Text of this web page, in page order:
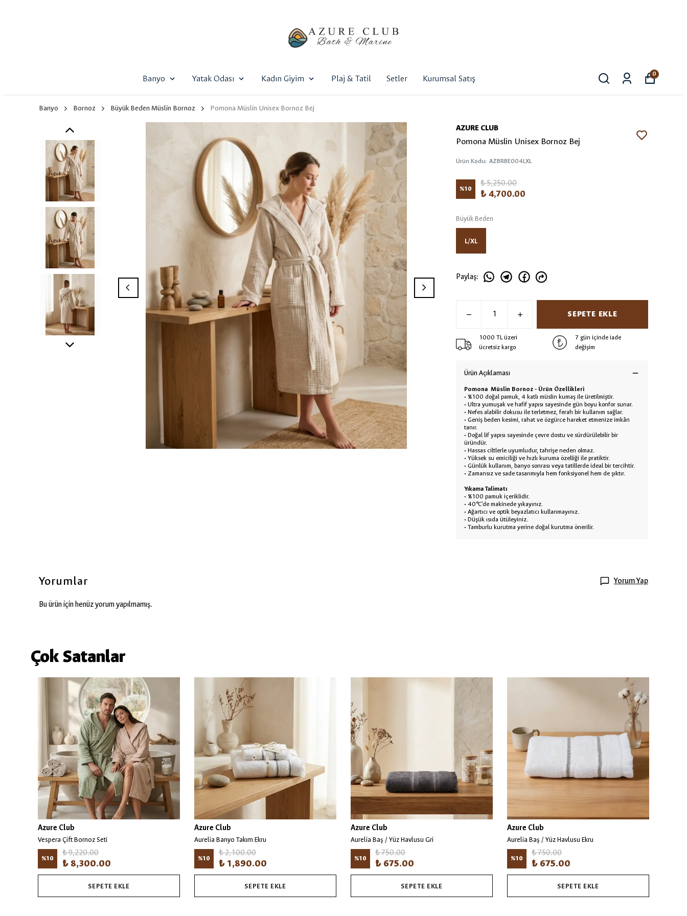
Banyo Yatak Odası Kadın Giyim Plaj & Tatil Setler Kurumsal Satış 0
Banyo Bornoz Büyük Beden Müslin Bornoz Pomona Müslin Unisex Bornoz Bej
AZURE CLUB
Pomona Müslin Unisex Bornoz Bej
Ürün Kodu: AZBRBE004LXL
%10
₺ 5,250.00
₺ 4,700.00
Büyük Beden
L/XL
Paylaş:
SEPETE EKLE
1000 TL üzeri
ücretsiz kargo
7 gün içinde iade
değişim
Ürün Açıklaması
Pomona Müslin Bornoz - Ürün Özellikleri
• %100 doğal pamuk, 4 katlı müslin kumaş ile üretilmiştir.
•Ultra yumuşak ve hafif yapısı sayesinde gün boyu konfor sunar.
•Nefes alabilir dokusu ile terletmez, ferah bir kullanım sağlar.
•Geniş beden kesimi, rahat ve özgürce hareket etmenize imkân
tanır.
•Doğal lif yapısı sayesinde çevre dostu ve sürdürülebilir bir
üründür.
•Hassas ciltlerle uyumludur, tahrişe neden olmaz.
•Yüksek su emiciliği ve hızlı kuruma özelliği ile pratiktir.
•Günlük kullanım, banyo sonrası veya tatillerde ideal bir tercihtir.
• Zamansız ve sade tasarımıyla hem fonksiyonel hem de şıktır.
Yıkama Talimatı
• %100 pamuk içeriklidir.
•40°C’de makinede yıkayınız.
•Ağartıcı ve optik beyazlatıcı kullanmayınız.
•Düşük ısıda ütüleyiniz.
•Tamburlu kurutma yerine doğal kurutma önerilir.
Yorumlar Yorum Yap
Bu ürün için henüz yorum yapılmamış.
Çok Satanlar
Azure Club
Vespera Çift Bornoz Seti
%10
₺ 9,220.00
₺ 8,300.00
SEPETE EKLE
Azure Club
Aurelia Banyo Takım Ekru
%10
₺ 2,100.00
₺ 1,890.00
SEPETE EKLE
Azure Club
Aurelia Baş / Yüz Havlusu Gri
%10
₺ 750.00
₺ 675.00
SEPETE EKLE
Azure Club
Aurelia Baş / Yüz Havlusu Ekru
%10
₺ 750.00
₺ 675.00
SEPETE EKLE